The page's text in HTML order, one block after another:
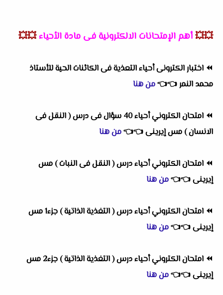
💥💥أهمالإمتحانات الالكترونية فى مادة الأحياء💥💥
⏪ اختبار الكترونى أحياء التعذية فى الكائنات الحية للأستاذ
محمد النمر👈
👈من هنا
⏪
امتحان الكتروني أحياء 40 سؤال فى درس ( النقل فى
الانسان ) مس إيرينى👈
👈من هنا
⏪ امتحان الكتروني أحياء درس ( النقل فى النبات ) مس
إيرينى👈
👈من هنا
⏪
امتحان الكتروني أحياء درس ( التغذية الذاتية ) جزء1 مس
إيرينى👈
👈من هنا
⏪
امتحان الكتروني أحياء درس ( التغذية الذاتية ) جزء2 مس
إيرينى👈
👈من هنا